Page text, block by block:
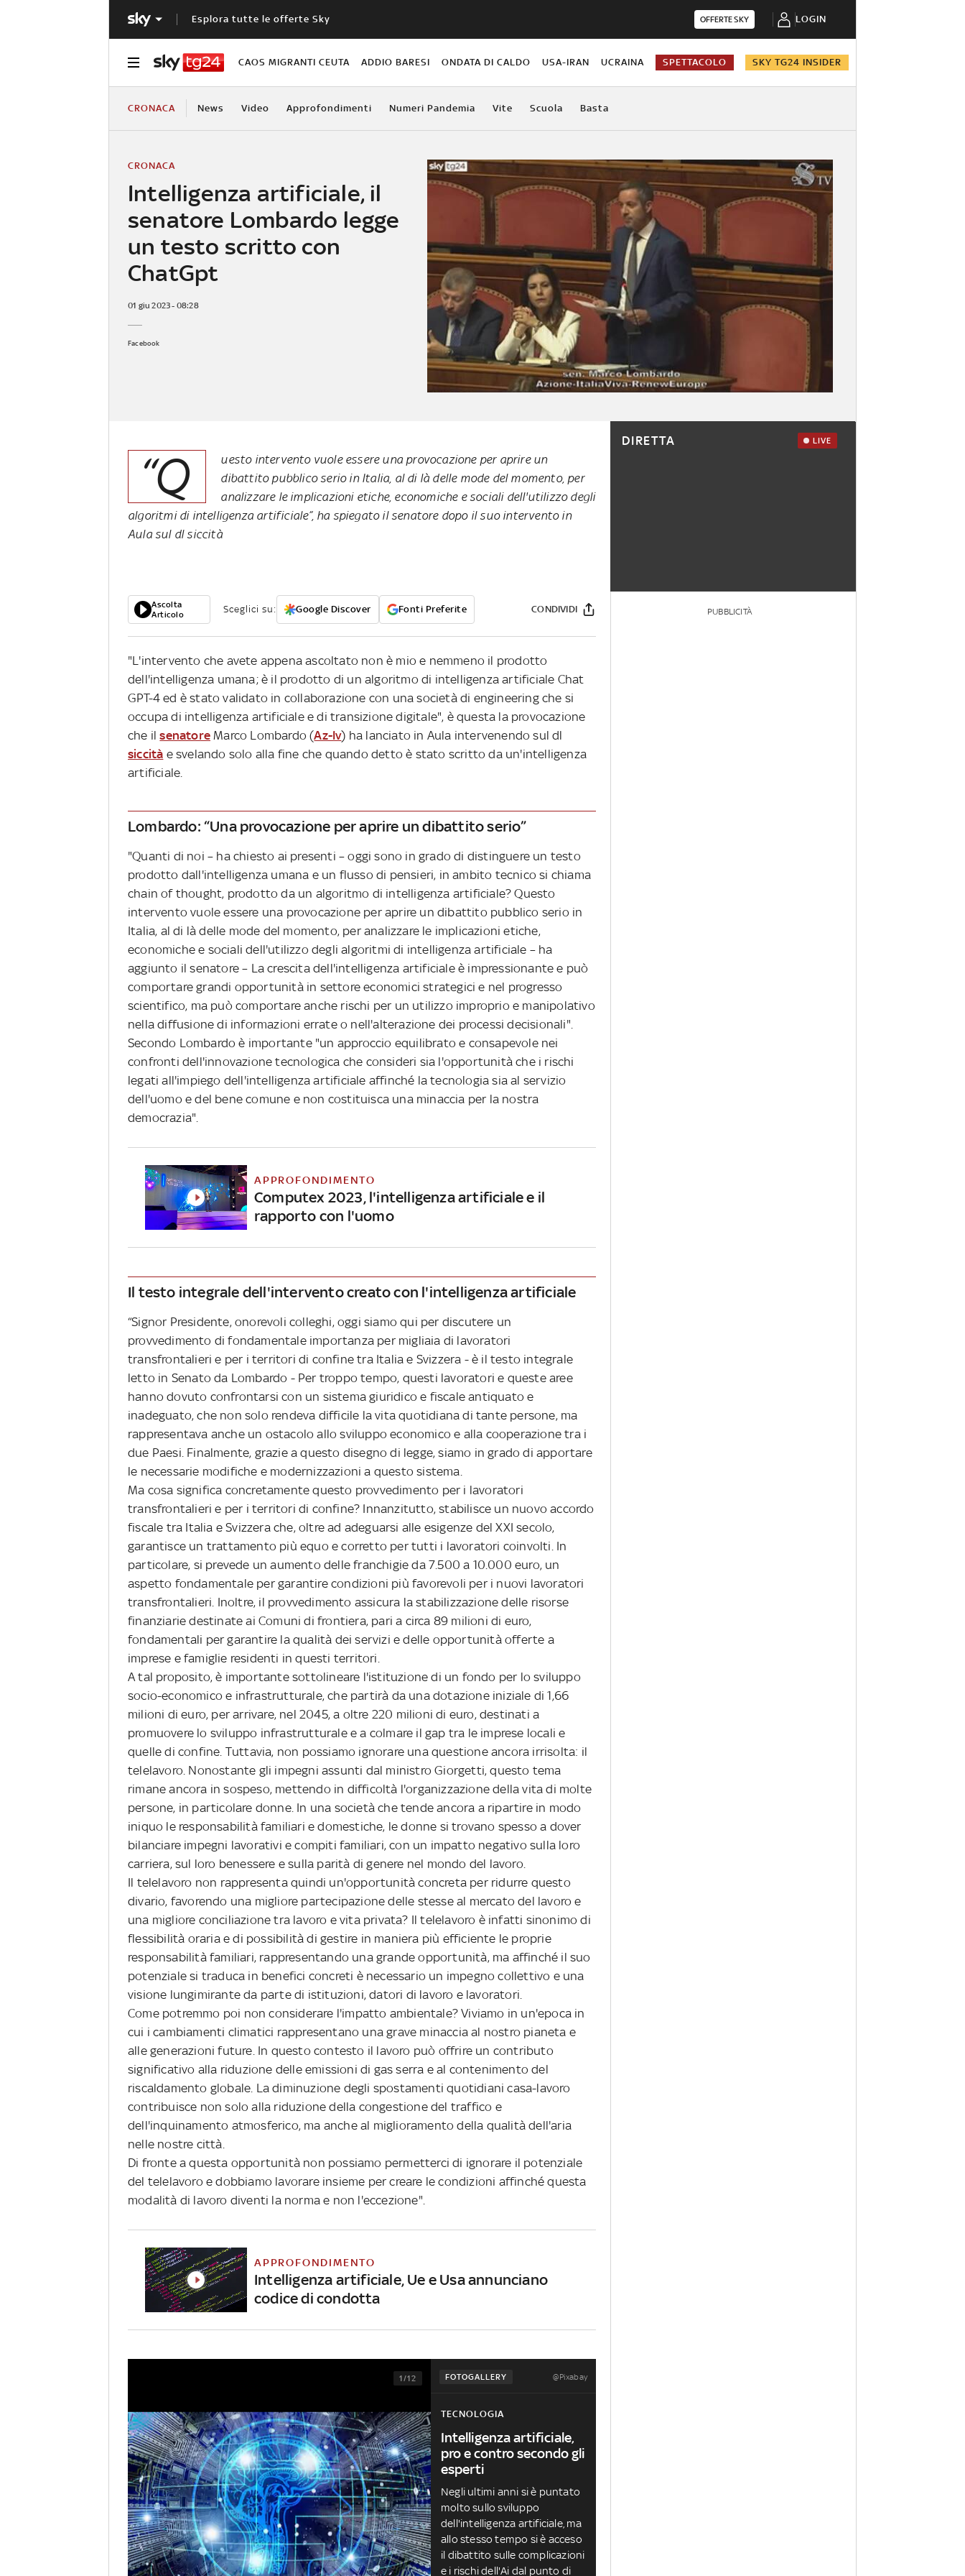
Esplora tutte le offerte Sky OFFERTE SKY LOGIN
CAOS MIGRANTI CEUTA ADDIO BARESI ONDATA DI CALDO USA-IRAN UCRAINA SPETTACOLO SKY TG24 INSIDER
CRONACA News Video Approfondimenti Numeri Pandemia Vite Scuola Basta
Intelligenza artificiale, il
senatore Lombardo legge
un testo scritto con
ChatGpt
CRONACA
01 giu 2023 - 08:28
Facebook
“Q
uesto intervento vuole essere una provocazione per aprire un
dibattito pubblico serio in Italia, al di là delle mode del momento, per
analizzare le implicazioni etiche, economiche e sociali dell'utilizzo degli
algoritmi di intelligenza artificiale”, ha spiegato il senatore dopo il suo intervento in
Aula sul dl siccità
Ascolta
Articolo
Sceglici su: Google Discover Fonti Preferite CONDIVIDI
"L'intervento che avete appena ascoltato non è mio e nemmeno il prodotto
dell'intelligenza umana; è il prodotto di un algoritmo di intelligenza artificiale Chat
GPT-4 ed è stato validato in collaborazione con una società di engineering che si
occupa di intelligenza artificiale e di transizione digitale", è questa la provocazione
che ilsenatore Marco Lombardo (Az-Iv) ha lanciato in Aula intervenendo sul dl
siccità e svelando solo alla fine che quando detto è stato scritto da un'intelligenza
artificiale.
Lombardo: “Una provocazione per aprire un dibattito serio”
"Quanti di noi – ha chiesto ai presenti – oggi sono in grado di distinguere un testo
prodotto dall'intelligenza umana e un flusso di pensieri, in ambito tecnico si chiama
chain of thought, prodotto da un algoritmo di intelligenza artificiale? Questo
intervento vuole essere una provocazione per aprire un dibattito pubblico serio in
Italia, al di là delle mode del momento, per analizzare le implicazioni etiche,
economiche e sociali dell'utilizzo degli algoritmi di intelligenza artificiale – ha
aggiunto il senatore – La crescita dell'intelligenza artificiale è impressionante e può
comportare grandi opportunità in settore economici strategici e nel progresso
scientifico, ma può comportare anche rischi per un utilizzo improprio e manipolativo
nella diffusione di informazioni errate o nell'alterazione dei processi decisionali".
Secondo Lombardo è importante "un approccio equilibrato e consapevole nei
confronti dell'innovazione tecnologica che consideri sia l'opportunità che i rischi
legati all'impiego dell'intelligenza artificiale affinché la tecnologia sia al servizio
dell'uomo e del bene comune e non costituisca una minaccia per la nostra
democrazia".
APPROFONDIMENTO
Computex 2023, l'intelligenza artificiale e il
rapporto con l'uomo
Il testo integrale dell'intervento creato con l'intelligenza artificiale
“Signor Presidente, onorevoli colleghi, oggi siamo qui per discutere un
provvedimento di fondamentale importanza per migliaia di lavoratori
transfrontalieri e per i territori di confine tra Italia e Svizzera - è il testo integrale
letto in Senato da Lombardo - Per troppo tempo, questi lavoratori e queste aree
hanno dovuto confrontarsi con un sistema giuridico e fiscale antiquato e
inadeguato, che non solo rendeva difficile la vita quotidiana di tante persone, ma
rappresentava anche un ostacolo allo sviluppo economico e alla cooperazione tra i
due Paesi. Finalmente, grazie a questo disegno di legge, siamo in grado di apportare
le necessarie modifiche e modernizzazioni a questo sistema.
Ma cosa significa concretamente questo provvedimento per i lavoratori
transfrontalieri e per i territori di confine? Innanzitutto, stabilisce un nuovo accordo
fiscale tra Italia e Svizzera che, oltre ad adeguarsi alle esigenze del XXI secolo,
garantisce un trattamento più equo e corretto per tutti i lavoratori coinvolti. In
particolare, si prevede un aumento delle franchigie da 7.500 a 10.000 euro, un
aspetto fondamentale per garantire condizioni più favorevoli per i nuovi lavoratori
transfrontalieri. Inoltre, il provvedimento assicura la stabilizzazione delle risorse
finanziarie destinate ai Comuni di frontiera, pari a circa 89 milioni di euro,
fondamentali per garantire la qualità dei servizi e delle opportunità offerte a
imprese e famiglie residenti in questi territori.
A tal proposito, è importante sottolineare l'istituzione di un fondo per lo sviluppo
socio-economico e infrastrutturale, che partirà da una dotazione iniziale di 1,66
milioni di euro, per arrivare, nel 2045, a oltre 220 milioni di euro, destinati a
promuovere lo sviluppo infrastrutturale e a colmare il gap tra le imprese locali e
quelle di confine. Tuttavia, non possiamo ignorare una questione ancora irrisolta: il
telelavoro. Nonostante gli impegni assunti dal ministro Giorgetti, questo tema
rimane ancora in sospeso, mettendo in difficoltà l'organizzazione della vita di molte
persone, in particolare donne. In una società che tende ancora a ripartire in modo
iniquo le responsabilità familiari e domestiche, le donne si trovano spesso a dover
bilanciare impegni lavorativi e compiti familiari, con un impatto negativo sulla loro
carriera, sul loro benessere e sulla parità di genere nel mondo del lavoro.
Il telelavoro non rappresenta quindi un'opportunità concreta per ridurre questo
divario, favorendo una migliore partecipazione delle stesse al mercato del lavoro e
una migliore conciliazione tra lavoro e vita privata? Il telelavoro è infatti sinonimo di
flessibilità oraria e di possibilità di gestire in maniera più efficiente le proprie
responsabilità familiari, rappresentando una grande opportunità, ma affinché il suo
potenziale si traduca in benefici concreti è necessario un impegno collettivo e una
visione lungimirante da parte di istituzioni, datori di lavoro e lavoratori.
Come potremmo poi non considerare l'impatto ambientale? Viviamo in un'epoca in
cui i cambiamenti climatici rappresentano una grave minaccia al nostro pianeta e
alle generazioni future. In questo contesto il lavoro può offrire un contributo
significativo alla riduzione delle emissioni di gas serra e al contenimento del
riscaldamento globale. La diminuzione degli spostamenti quotidiani casa-lavoro
contribuisce non solo alla riduzione della congestione del traffico e
dell'inquinamento atmosferico, ma anche al miglioramento della qualità dell'aria
nelle nostre città.
Di fronte a questa opportunità non possiamo permetterci di ignorare il potenziale
del telelavoro e dobbiamo lavorare insieme per creare le condizioni affinché questa
modalità di lavoro diventi la norma e non l'eccezione".
APPROFONDIMENTO
Intelligenza artificiale, Ue e Usa annunciano
codice di condotta
FOTOGALLERY @Pixabay
1/12
TECNOLOGIA
Intelligenza artificiale,
pro e contro secondo gli
esperti
Negli ultimi anni si è puntato
molto sullo sviluppo
dell'intelligenza artificiale, ma
allo stesso tempo si è acceso
il dibattito sulle complicazioni
e i rischi dell'Ai dal punto di
DIRETTA LIVE
PUBBLICITÀ